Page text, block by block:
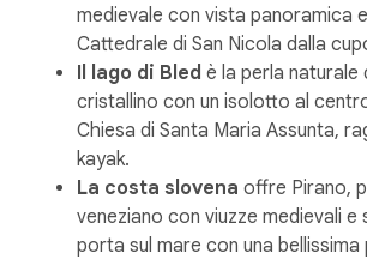
medievale con vista panoramica
Cattedrale di San Nicola dalla
Il lago di Bled è la perla naturale
cristallino con un isolotto al
Chiesa di Santa Maria Assunta,
kayak.
La costa slovena offre Pirano,
veneziano con viuzze medievali e
porta sul mare con una bellissima